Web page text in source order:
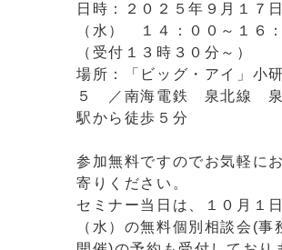
日時：２０２５年９月１７日
（水） １４：００～１６
（受付１３時３０分～）
場所：「ビッグ・アイ」小
５ ／南海電鉄 泉北線 泉
駅から徒歩５分
参加無料ですのでお気軽に
寄りください。
セミナー当日は、１０月１日
（水）の無料個別相談会(事